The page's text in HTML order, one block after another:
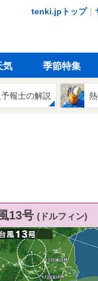
tenki.jpトップ｜
気 季節特集
報士の解説
13号 (ドルフィン)